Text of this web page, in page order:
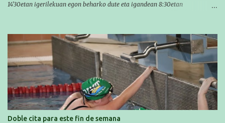
14'30etan igerilekuan egon beharko dute eta igandean 8:30etan
domingo los MASTERS tendrán el II TROFEO MASTER DE ZARAUTZ. La
competición se celebrará en Zarautz a las 16:00 la jornada del sabado y a
las 10:00 la del domingo. Los/las nadadores/as tendrán que estar en la
piscina a las 14:30 el sabado y a las 8:30 el domingo (polideportivo
Aritzbatalde). SERIES
Doble cita para este fin de semana